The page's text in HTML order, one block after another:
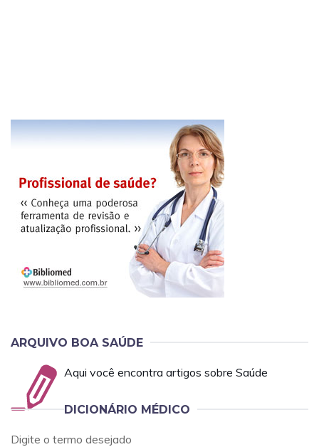
ARQUIVO BOA SAÚDE
Aqui você encontra artigos sobre Saúde
DICIONÁRIO MÉDICO
Digite o termo desejado